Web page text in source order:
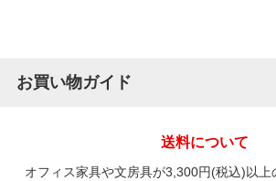
お買い物ガイド
送料について
オフィス家具や文房具が3,300円(税込)以上